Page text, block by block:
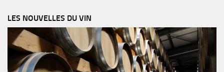
LES NOUVELLES DU VIN